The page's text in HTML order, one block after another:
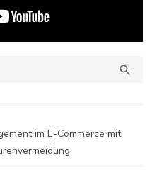

im E-Commerce mit